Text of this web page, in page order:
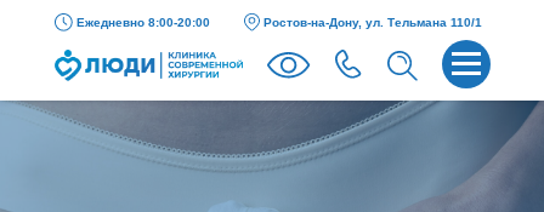
Ежедневно 8:00-20:00 Ростов-на-Дону, ул. Тельмана 110/1